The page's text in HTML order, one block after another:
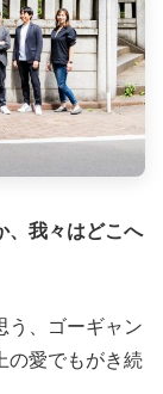
、我々はどこへ
う、ゴーギャン
の愛でもがき続